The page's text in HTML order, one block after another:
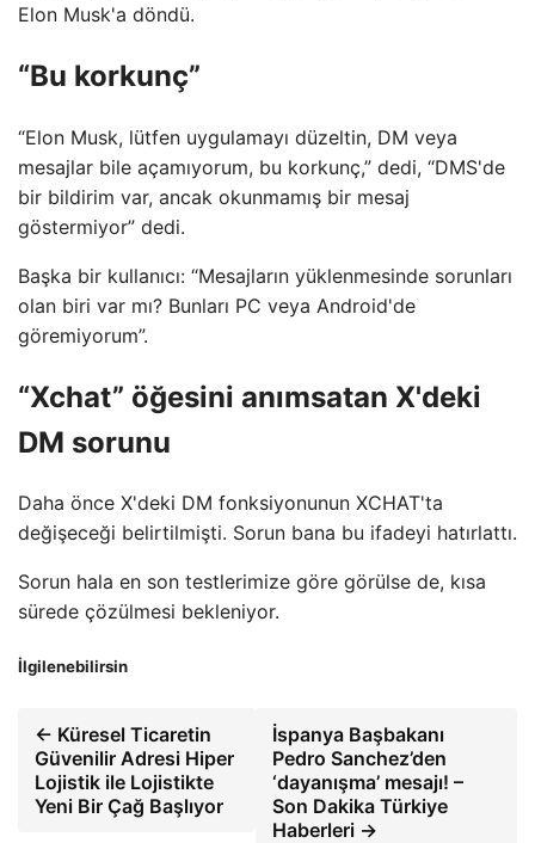
Elon Musk'a döndü.
“Bu korkunç”
“Elon Musk, lütfen uygulamayı düzeltin, DM veya
mesajlar bile açamıyorum, bu korkunç,” dedi, “DMS'de
bir bildirim var, ancak okunmamış bir mesaj
göstermiyor” dedi.
Başka bir kullanıcı: “Mesajların yüklenmesinde sorunları
olan biri var mı? Bunları PC veya Android'de
göremiyorum”.
“Xchat” öğesini anımsatan X'deki
DM sorunu
Daha önce X'deki DM fonksiyonunun XCHAT'ta
değişeceği belirtilmişti. Sorun bana bu ifadeyi hatırlattı.
Sorun hala en son testlerimize göre görülse de, kısa
sürede çözülmesi bekleniyor.
İlgilenebilirsin
← Küresel Ticaretin
Güvenilir Adresi Hiper
Lojistik ile Lojistikte
Yeni Bir Çağ Başlıyor
İspanya Başbakanı
Pedro Sanchez’den
‘dayanışma’ mesajı! –
Son Dakika Türkiye
Haberleri →